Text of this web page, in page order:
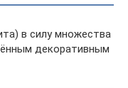
в силу множества
декоративным